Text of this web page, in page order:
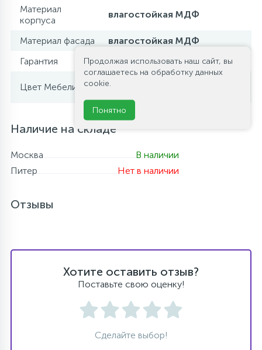
Материал
корпуса
влагостойкая МДФ
Материал фасада
влагостойкая МДФ
Гарантия
1 год
Цвет Мебели
Bianco Lucido (белый
Наличие на складе
Москва
В наличии
Питер
Нет в наличии
Отзывы
Хотите оставить отзыв?
Поставьте свою оценку!
Сделайте выбор!
Продолжая использовать наш сайт, вы
соглашаетесь на обработку данных
cookie.
Понятно